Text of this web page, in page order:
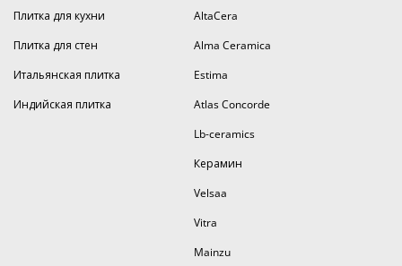
Плитка для кухни
Плитка для стен
Итальянская плитка
Индийская плитка
AltaCera
Alma Ceramica
Estima
Atlas Concorde
Lb-ceramics
Керамин
Velsaa
Vitra
Mainzu